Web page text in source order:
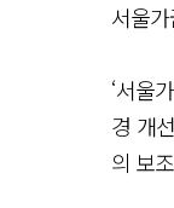
서울
‘서울
경 개
의 보